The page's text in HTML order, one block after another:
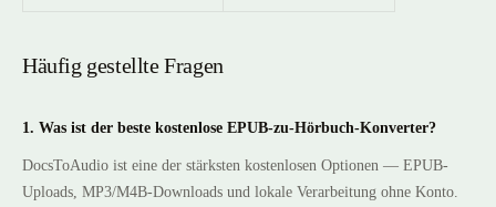
Häufig gestellte Fragen
1. Was ist der beste kostenlose EPUB-zu-Hörbuch-Konverter?
DocsToAudio ist eine der stärksten kostenlosen Optionen — EPUB-
Uploads, MP3/M4B-Downloads und lokale Verarbeitung ohne Konto.